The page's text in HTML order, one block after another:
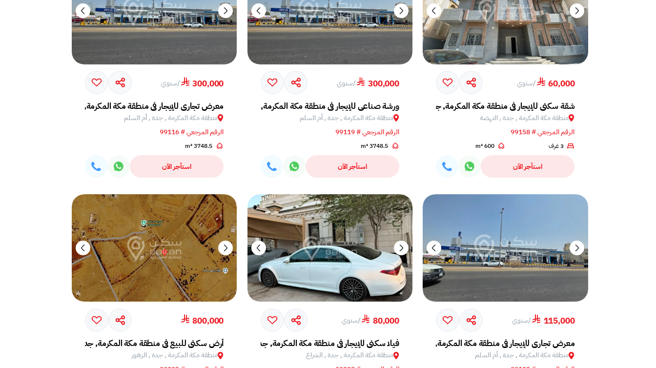
60,000
/سنوي
شقة سكني للإيجار في منطقة مكة المكرمة, جدة, النهضة
منطقة مكة المكرمة , جدة , النهضة
الرقم المرجعي # 99158
3 غرف 600 m²
استأجر الآن
300,000
/سنوي
ورشة صناعي للإيجار في منطقة مكة المكرمة, جدة, أم السلم
منطقة مكة المكرمة , جدة , أم السلم
الرقم المرجعي # 99119
3748.5 m²
استأجر الآن
300,000
/سنوي
معرض تجاري للإيجار في منطقة مكة المكرمة, جدة, أم السلم
منطقة مكة المكرمة , جدة , أم السلم
الرقم المرجعي # 99116
3748.5 m²
استأجر الآن
115,000
/سنوي
معرض تجاري للإيجار في منطقة مكة المكرمة, جدة, أم السلم
منطقة مكة المكرمة , جدة , أم السلم
80,000
/سنوي
فيلا سكني للإيجار في منطقة مكة المكرمة, جدة, الشراع
منطقة مكة المكرمة , جدة , الشراع
800,000
أرض سكني للبيع في منطقة مكة المكرمة, جدة, الزهور
منطقة مكة المكرمة , جدة , الزهور